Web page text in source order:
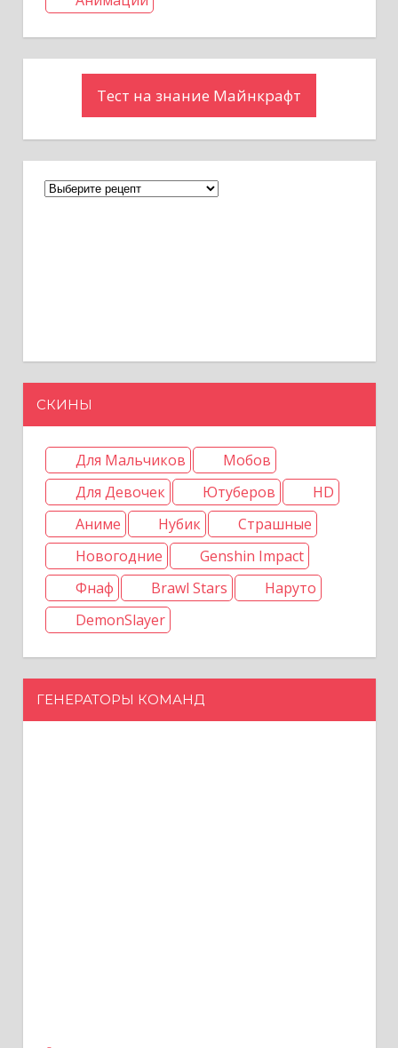
Тест на знание Майнкрафт
СКИНЫ
Для Мальчиков
Мобов
Для Девочек
Ютуберов
HD
Аниме
Нубик
Страшные
Новогодние
Genshin Impact
Фнаф
Brawl Stars
Наруто
DemonSlayer
ГЕНЕРАТОРЫ КОМАНД